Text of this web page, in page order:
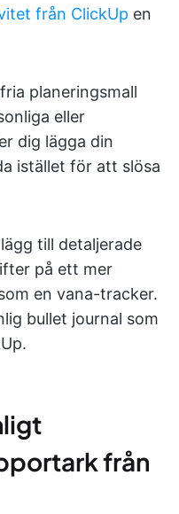
från ClickUp en
planeringsmall
eller
dig lägga din
istället för att slösa
till detaljerade
på ett mer
en vana-tracker.
bullet journal som
från